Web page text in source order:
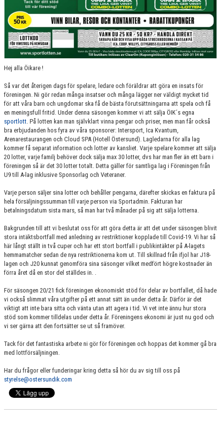
LEDARE I VÅRA LAG
ISTIDER
MATCHER
SOMMARHOCKEY
ÖVRIGT
Hej alla Öikare !
Så var det återigen dags för spelare, ledare och föräldrar att göra en insats för
föreningen. Ni gör redan många insatser och många lägger ner väldigt mycket tid
för att våra barn och ungdomar ska få de bästa förutsättningarna att spela och få
en meningsfull fritid. Under denna säsongen kommer vi att sälja ÖIK´s egna
sportlott . På lotten kan man självklart vinna pengar och priser, men man får också
bra erbjudanden hos fyra av våra sponsorer: Intersport, Ica Kvantum,
Arenarestaurangen och Cloud SPA (Hotell Östersund). Lagledarna för alla lag
kommer få separat information och lotter av kansliet. Varje spelare kommer att sälja
20 lotter, varje familj behöver dock sälja max 30 lotter, dvs har man fler än ett barn i
föreningen så är det 30 lotter totalt. Detta gäller för samtliga lag i Föreningen från
U9 till A-lag inklusive Sponsorlag och Veteraner.
Varje person säljer sina lotter och behåller pengarna, därefter skickas en faktura på
hela försäljningssumman till varje person via Sportadmin. Fakturan har
betalningsdatum sista mars, så man har två månader på sig att sälja lotterna.
Bakgrunden till att vi beslutat oss för att göra detta är att det under säsongen blivit
stora intäktsbortfall med anledning av restriktioner kopplade till Covid-19. Vi har så
här långt ställt in två cuper och har ett stort bortfall i publikintäkter på A-lagets
hemmamatcher sedan de nya restriktionerna kom ut. Till skillnad från ifjol har J18-
lagen och J20 kunnat genomföra sina säsonger vilket medfört högre kostnader än
förra året då en stor del ställdes in. .
För säsongen 20/21 fick föreningen ekonomiskt stöd för delar av bortfallet, då hade
vi också slimmat våra utgifter på ett annat sätt än under detta år. Därför är det
viktigt att inte bara sitta och vänta utan att agera i tid. Vi vet inte ännu hur stora
stöd som kommer tilldelas under detta år. Föreningens ekonomi är just nu god och
vi ser gärna att den fortsätter se ut så framöver.
Tack för det fantastiska arbete ni gör för föreningen och hoppas det kommer gå bra
med lottförsäljningen.
Har du frågor eller funderingar kring detta så hör du av sig till oss på
styrelse@ostersundik.com